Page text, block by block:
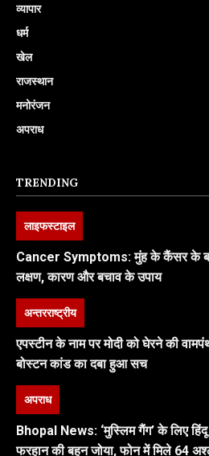
व्यापार
धर्म
खेल
राजस्थान
मनोरंजन
अपराध
TRENDING
लाइफस्टाइल
Cancer Symptoms: मुंह के कैंसर के
लक्षण, कारण और बचाव के उपाय
अन्तरराष्ट्रीय
एपस्टीन के नाम पर मोदी को घेरने की
बोस्टन कांड का दबा हुआ सच
अपराध
Bhopal News: ‘मुस्लिम गैंग’ के लिए
फरहान की बहन जोया, फोन में मिले 64